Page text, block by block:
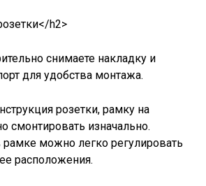
h2>
снимаете накладку и
для удобства монтажа.
розетки, рамку на
смонтировать изначально.
рамке можно легко регулировать
расположения.